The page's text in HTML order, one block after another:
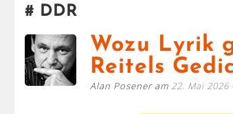
DDR
Wozu Lyrik
Reitels
Alan Posener am 22. Mai 2026